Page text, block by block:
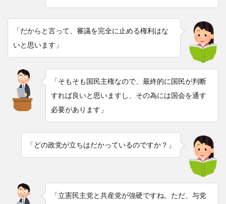
「だからと言って、審議を完全に止める権利はな
いと思います」
「そもそも国民主権なので、最終的に国民が判断
すれば良いと思いますし、その為には国会を通す
必要があります」
「どの政党が立ちはだかっているのですか？」
「立憲民主党と共産党が強硬ですね。ただ、与党